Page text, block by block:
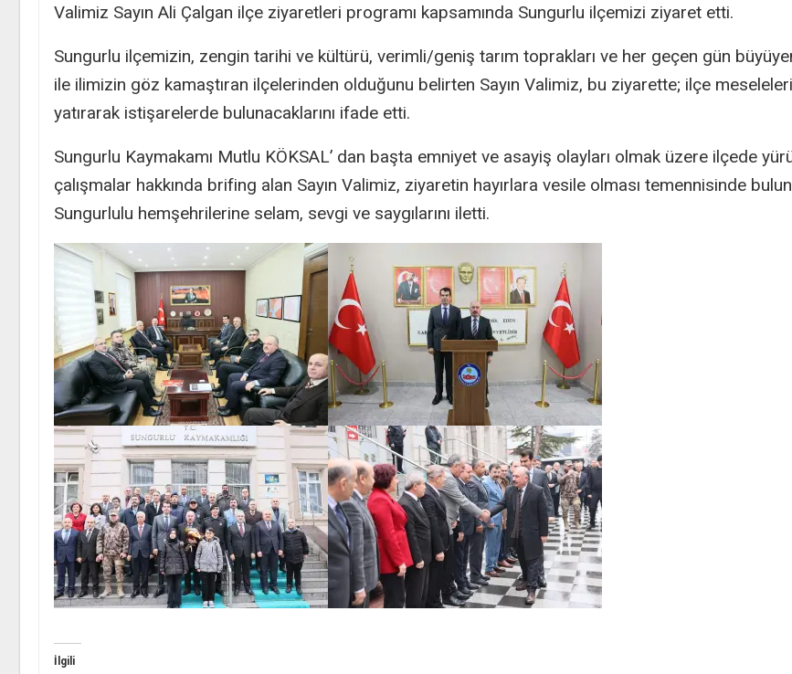
Valimiz Sayın Ali Çalgan ilçe ziyaretleri programı kapsamında Sungurlu ilçemizi ziyaret etti.
Sungurlu ilçemizin, zengin tarihi ve kültürü, verimli/geniş tarım toprakları ve her geçen gün
ile ilimizin göz kamaştıran ilçelerinden olduğunu belirten Sayın Valimiz, bu ziyarette; ilçe
yatırarak istişarelerde bulunacaklarını ifade etti.
Sungurlu Kaymakamı Mutlu KÖKSAL’ dan başta emniyet ve asayiş olayları olmak üzere ilçede
çalışmalar hakkında brifing alan Sayın Valimiz, ziyaretin hayırlara vesile olması temennisinde
Sungurlulu hemşehrilerine selam, sevgi ve saygılarını iletti.
İlgili